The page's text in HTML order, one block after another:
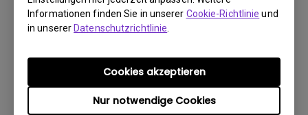
Informationen finden Sie in unserer Cookie-Richtlinie und
in unsererDatenschutzrichtlinie
Nur notwendige Cookies
Cookies akzeptieren
Die Garantie für Lampen (hier als Leuchtmittel
bezeichnet) richtet sich nach dem
- Lampenlichtquelle (UHP): 1 Jahr bzw. 2000